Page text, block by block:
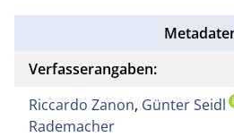
Verfasserangaben:
Riccardo Zanon, Günter Seidl
Rademacher